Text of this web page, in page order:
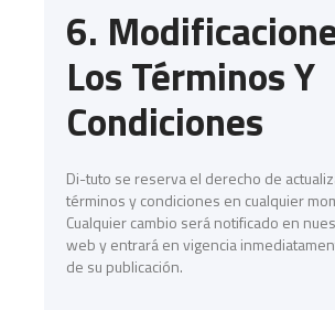
6.
Los Términos Y
Condiciones
Di-tuto se reserva el derecho de
términos y condiciones en cualquier
Cualquier cambio será notificado en
web y entrará en vigencia
de su publicación.